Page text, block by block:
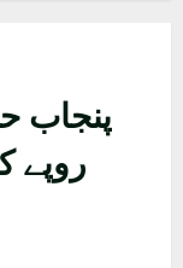
روپے